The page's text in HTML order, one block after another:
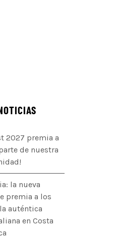
2027 premia a
de nuestra
la nueva
premia a los
auténtica
en Costa